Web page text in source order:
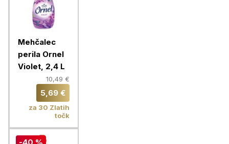
Mehčalec
perila Ornel
Violet, 2,4 L
10,49 €
5,69 €
za 30 Zlatih
točk